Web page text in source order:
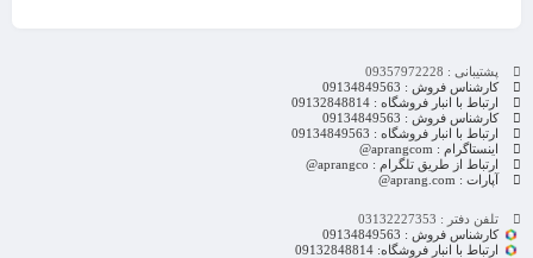
پشتیبانی : 09357972228
کارشناس فروش : 09134849563
ارتباط با انبار فروشگاه : 09132848814
کارشناس فروش : 09134849563
ارتباط با انبار فروشگاه : 09134849563
اینستاگرام : aprangcom@
ارتباط از طریق تلگرام : aprangco@
آپارات : aprang.com@
تلفن دفتر : 03132227353
کارشناس فروش : 09134849563
ارتباط با انبار فروشگاه: 09132848814